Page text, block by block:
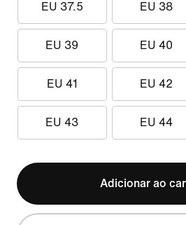
EU 37.5 EU 38
EU 39 EU 40
EU 41 EU 42
EU 43 EU 44
Adicionar ao